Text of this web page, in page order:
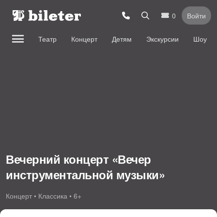
0 Войти
Театр Концерт Детям Экскурсии Шоу
Вечерний концерт «Вечер
инструментальной музыки»
Концерт • Классика • 6+